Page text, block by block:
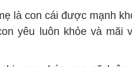
là con cái được mạnh
yêu luôn khỏe và mãi